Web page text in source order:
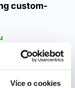
Více o cookies
custom-
Když od
použít frázi "let